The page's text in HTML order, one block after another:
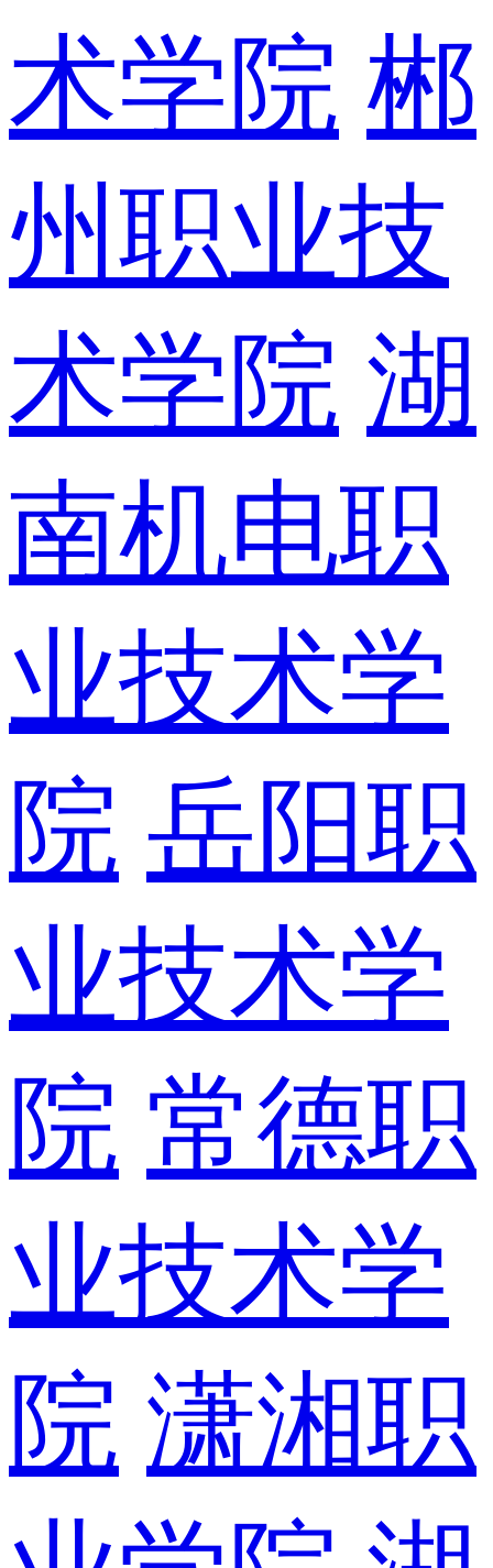
术学院 郴
州职业技
术学院 湖
南机电职
业技术学
院 岳阳职
业技术学
院 常德职
业技术学
院 潇湘职